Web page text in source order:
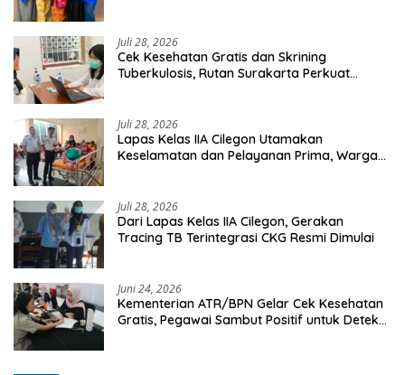
Juli 28, 2026
Cek Kesehatan Gratis dan Skrining
Tuberkulosis, Rutan Surakarta Perkuat
Juli 28, 2026
Lapas Kelas IIA Cilegon Utamakan
Keselamatan dan Pelayanan Prima, Warga
Juli 28, 2026
Dari Lapas Kelas IIA Cilegon, Gerakan
Tracing TB Terintegrasi CKG Resmi Dimulai
Juni 24, 2026
Kementerian ATR/BPN Gelar Cek Kesehatan
Gratis, Pegawai Sambut Positif untuk Deteksi